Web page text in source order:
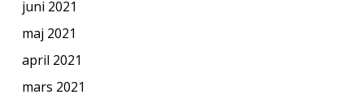
juni 2021
maj 2021
april 2021
mars 2021